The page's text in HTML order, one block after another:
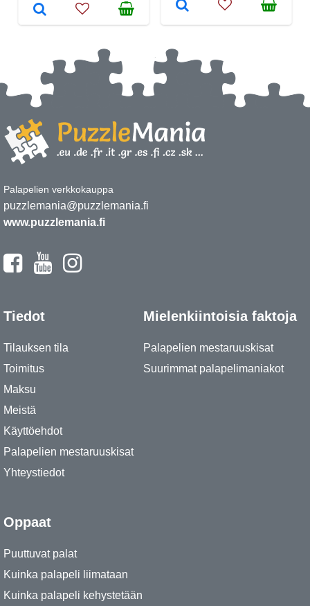
Palapelien verkkokauppa
puzzlemania@puzzlemania.fi
www.puzzlemania.fi
Tiedot
Tilauksen tila
Toimitus
Maksu
Meistä
Käyttöehdot
Palapelien mestaruuskisat
Yhteystiedot
Mielenkiintoisia faktoja
Palapelien mestaruuskisat
Suurimmat palapelimaniakot
Oppaat
Puuttuvat palat
Kuinka palapeli liimataan
Kuinka palapeli kehystetään